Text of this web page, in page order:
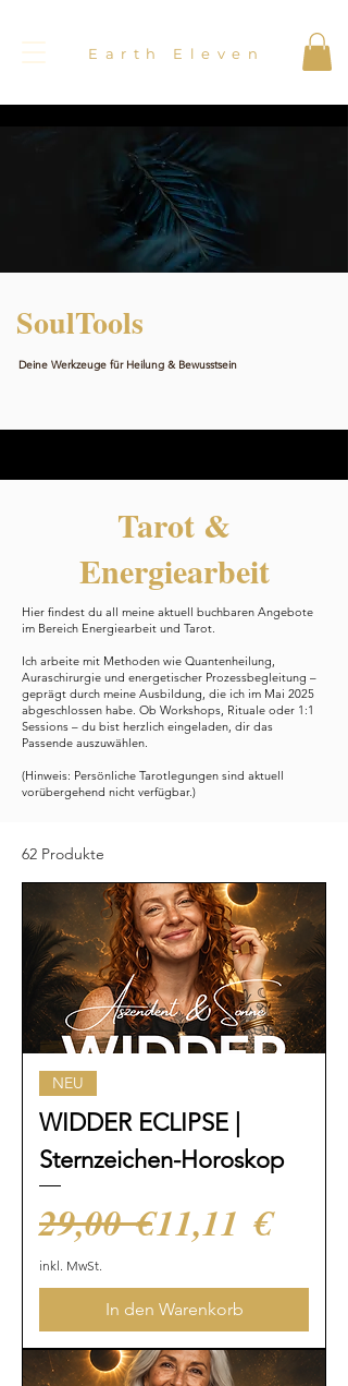
Earth Eleven
SoulTools
Deine Werkzeuge für Heilung & Bewusstsein
Tarot &
Energiearbeit
Hier findest du all meine aktuell buchbaren Angebote
im Bereich Energiearbeit und Tarot.
Ich arbeite mit Methoden wie Quantenheilung,
Auraschirurgie und energetischer Prozessbegleitung –
geprägt durch meine Ausbildung, die ich im Mai 2025
abgeschlossen habe. Ob Workshops, Rituale oder 1:1
Sessions – du bist herzlich eingeladen, dir das
Passende auszuwählen.
(Hinweis: Persönliche Tarotlegungen sind aktuell
vorübergehend nicht verfügbar.)
62 Produkte
NEU
WIDDER ECLIPSE |
Sternzeichen-Horoskop
Standardpreis
29,00 €Sale-Preis
11,11 €
inkl. MwSt.
In den Warenkorb